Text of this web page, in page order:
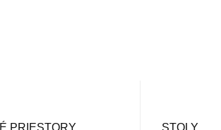
PRIESTORY STOLY